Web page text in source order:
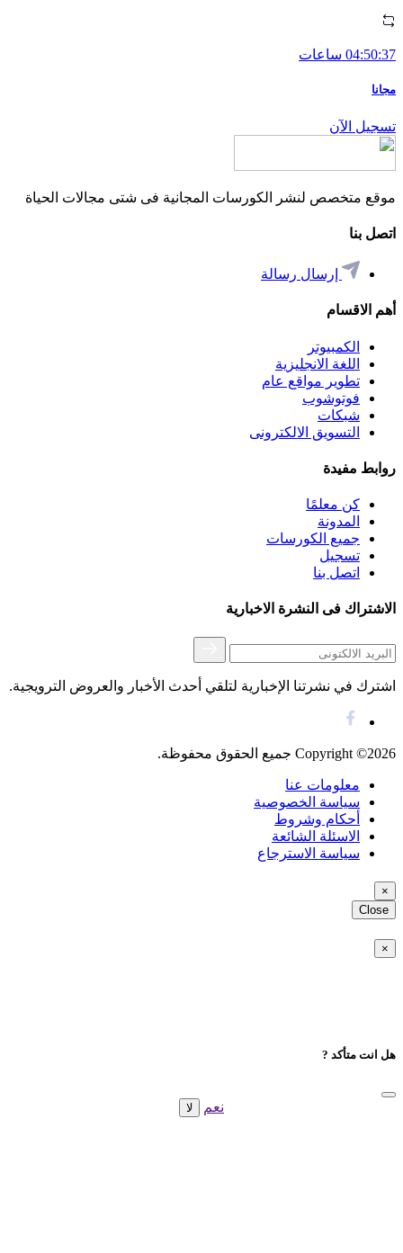
04:50:37 ساعات
مجانا
تسجيل الآن
موقع متخصص لنشر الكورسات المجانية فى شتى مجالات الحياة
اتصل بنا
إرسال رسالة
أهم اﻻقسام
الكمبيوتر
اللغة اﻻنجليزية
تطوير مواقع عام
فوتوشوب
شبكات
التسويق اﻻلكترونى
روابط مفيدة
كن معلمًا
المدونة
جميع الكورسات
تسجيل
اتصل بنا
اﻻشتراك فى النشرة اﻻخبارية
اشترك في نشرتنا الإخبارية لتلقي أحدث الأخبار والعروض الترويجية.
Copyright ©2026 جميع الحقوق محفوظة.
معلومات عنا
سياسة الخصوصية
أحكام وشروط
اﻻسئلة الشائعة
سياسة الاسترجاع
×
Close
×
هل انت متأكد ?
نعم ﻻ